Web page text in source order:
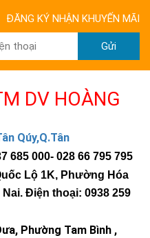
ĐĂNG KÝ NHẬN KHUYẾN MÃI
Gửi
DV HOÀNG
Qúy,Q.Tân
685 000- 028 66 795 795
Lộ 1K, Phường Hóa
Điện thoại: 0938 259
Phường Tam Bình ,